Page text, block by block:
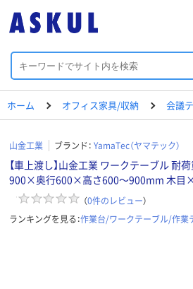
ホーム オフィス家具/収納 会議
山金工業 ブランド： YamaTec（ヤマテック）
【車上渡し】山金工業 ワークテーブル 耐
900×奥行600×高さ600～900mm 木目×
（0件のレビュー）
ランキングを見る：作業台/ワークテーブル/作業